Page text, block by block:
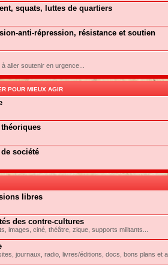
squats, luttes de quartiers
anti-répression, résistance et soutien
aller soutenir en urgence...
POUR MIEUX AGIR
théoriques
société
libres
des contre-cultures
images, ciné, théâtre, zique, supports militants...
journaux, radio, livres/éditions, docs, bons plans et